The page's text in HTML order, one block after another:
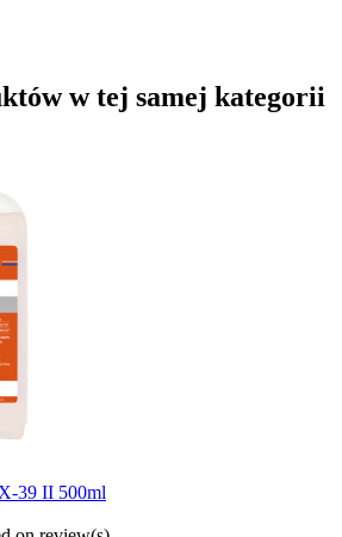
w tej samej kategorii
39 II 500ml